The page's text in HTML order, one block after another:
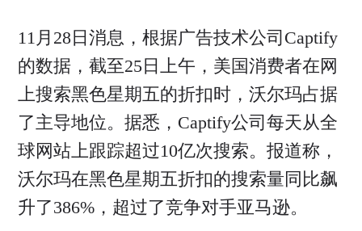
11月28日消息，根据广告技术公司Captify
的数据，截至25日上午，美国消费者在网
上搜索黑色星期五的折扣时，沃尔玛占据
了主导地位。据悉，Captify公司每天从全
球网站上跟踪超过10亿次搜索。报道称，
沃尔玛在黑色星期五折扣的搜索量同比飙
升了386%，超过了竞争对手亚马逊。